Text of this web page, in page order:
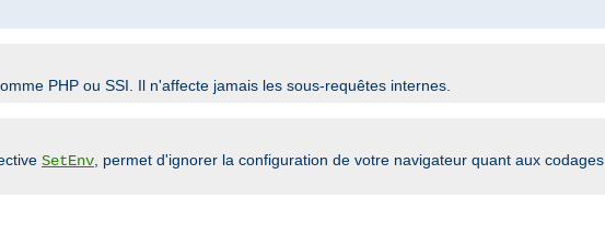
PHP ou SSI. Il n'affecte jamais les sous-requêtes internes.
SetEnv , permet d'ignorer la configuration de votre navigateur quant aux codages